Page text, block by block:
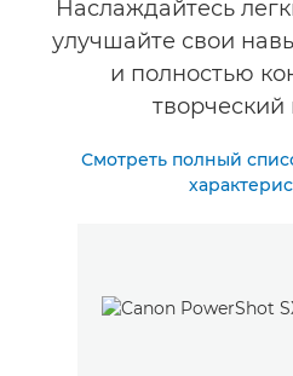
Наслаждайтесь
улучшайте свои
и полностью
творческий
Смотреть полный